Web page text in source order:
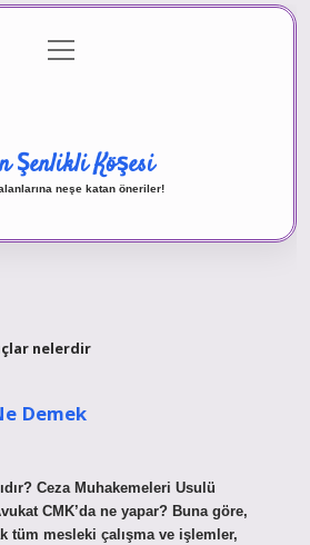
Gizlilik Politikası
menüyü
aç
Şenlikli Köşesi
neşe katan öneriler!
nelerdir
Demek
Ceza Muhakemeleri Usulü
CMK’da ne yapar? Buna göre,
tüm mesleki çalışma ve işlemler,